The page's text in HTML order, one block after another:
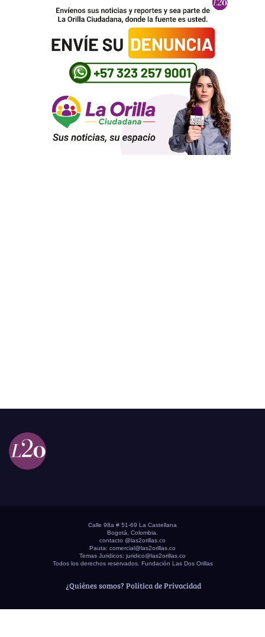
Calle 98a # 51-69 La Castellana
Bogotá, Colombia.
contacto @las2orillas.co
Pauta: comercial@las2orillas.co
Temas Juridicos: juridico@las2orillas.co
Todos los derechos reservados. Fundación Las Dos Orillas
¿Quiénes somos? Política de Privacidad